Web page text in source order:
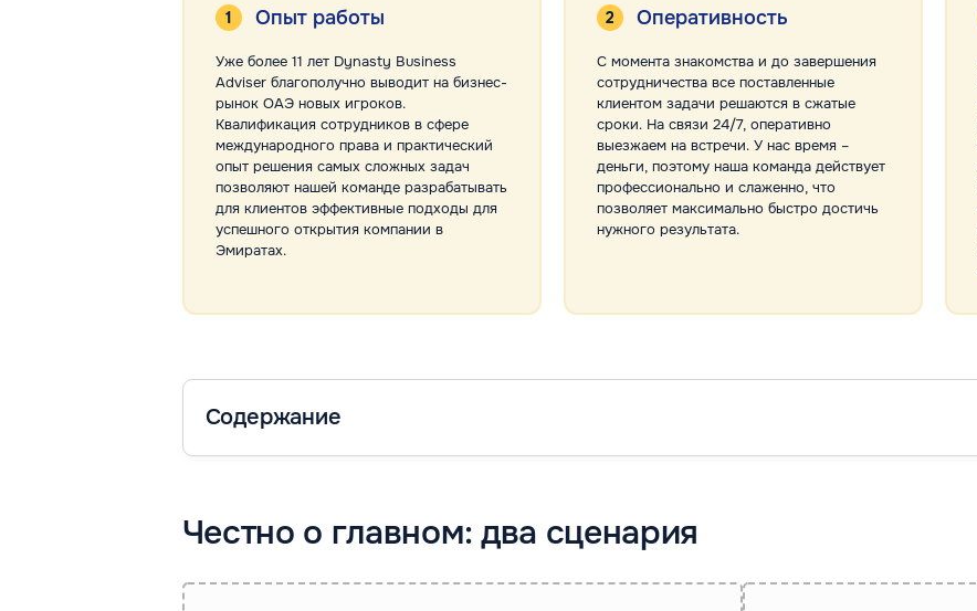
Опыт работы
Уже более 11 лет Dynasty Business
Adviser благополучно выводит на бизнес-
рынок ОАЭ новых игроков.
Квалификация сотрудников в сфере
международного права и практический
опыт решения самых сложных задач
позволяют нашей команде разрабатывать
для клиентов эффективные подходы для
успешного открытия компании в
Эмиратах.
Оперативность
С момента знакомства и до завершения
сотрудничества все поставленные
клиентом задачи решаются в сжатые
сроки. На связи 24/7, оперативно
выезжаем на встречи. У нас время –
деньги, поэтому наша команда действует
профессионально и слаженно, что
позволяет максимально быстро достичь
нужного результата.
Содержание
Честно о главном: два сценария